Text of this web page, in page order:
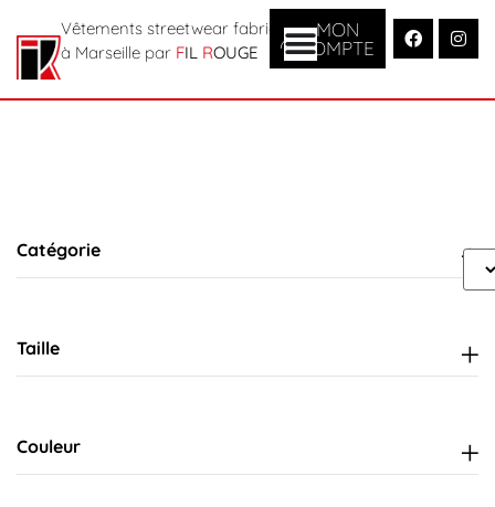
Vêtements streetwear fabriqués
à Marseille par FIL ROUGE
MON
COMPTE
Catégorie
Taille
Couleur